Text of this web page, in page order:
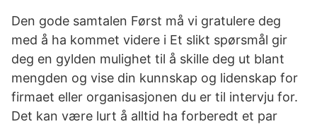
Den gode samtalen Først må vi gratulere deg
med å ha kommet videre i Et slikt spørsmål gir
deg en gylden mulighet til å skille deg ut blant
mengden og vise din kunnskap og lidenskap for
firmaet eller organisasjonen du er til intervju for.
Det kan være lurt å alltid ha forberedt et par